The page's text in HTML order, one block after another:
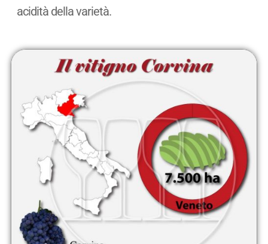
acidità della varietà.